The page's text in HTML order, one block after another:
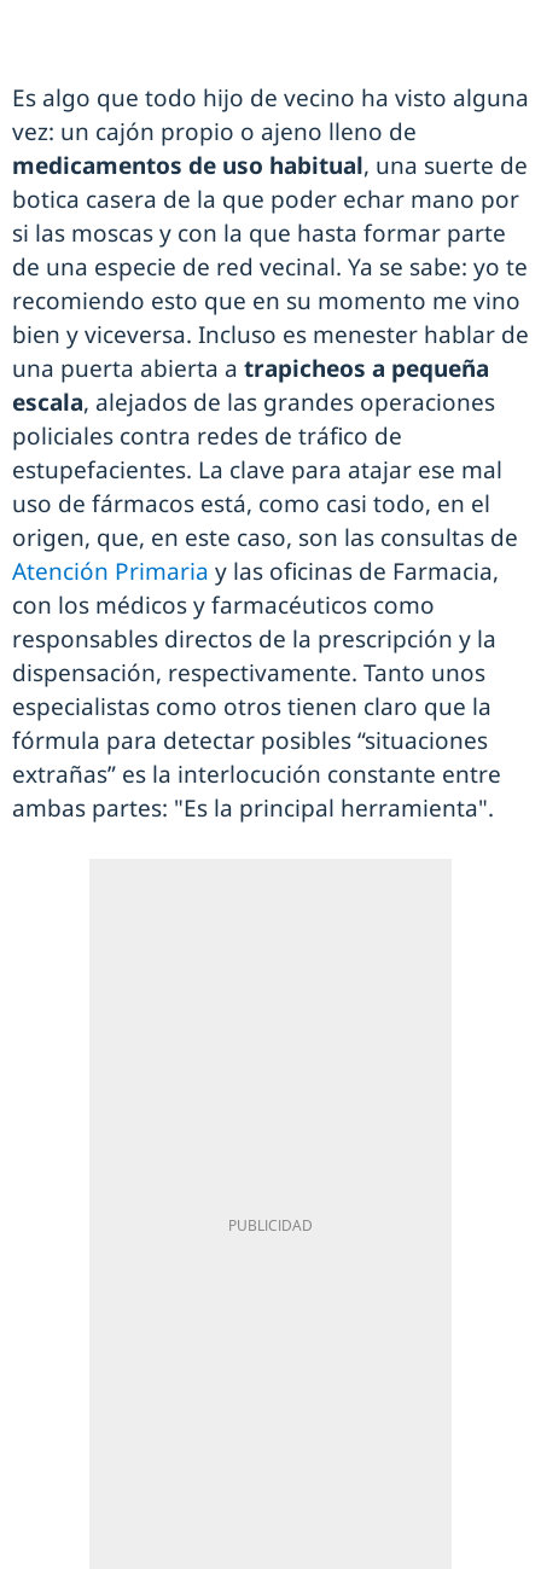
Es algo que todo hijo de vecino ha visto alguna
vez: un cajón propio o ajeno lleno de
medicamentos de uso habitual, una suerte de
botica casera de la que poder echar mano por
si las moscas y con la que hasta formar parte
de una especie de red vecinal. Ya se sabe: yo te
recomiendo esto que en su momento me vino
bien y viceversa. Incluso es menester hablar de
una puerta abierta a trapicheos a pequeña
escala, alejados de las grandes operaciones
policiales contra redes de tráfico de
estupefacientes. La clave para atajar ese mal
uso de fármacos está, como casi todo, en el
origen, que, en este caso, son las consultas de
Atención Primaria y las oficinas de Farmacia,
con los médicos y farmacéuticos como
responsables directos de la prescripción y la
dispensación, respectivamente. Tanto unos
especialistas como otros tienen claro que la
fórmula para detectar posibles “situaciones
extrañas” es la interlocución constante entre
ambas partes: "Es la principal herramienta".